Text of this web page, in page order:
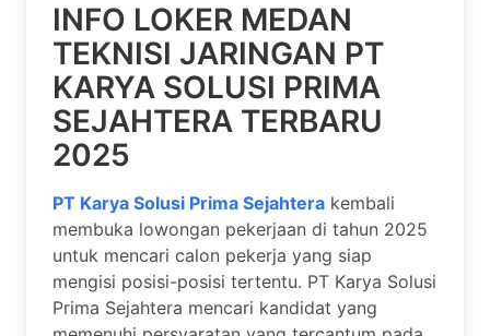
INFO LOKER MEDAN
TEKNISI JARINGAN PT
KARYA SOLUSI PRIMA
SEJAHTERA TERBARU
2025
PT Karya Solusi Prima Sejahtera kembali
membuka lowongan pekerjaan di tahun 2025
untuk mencari calon pekerja yang siap
mengisi posisi-posisi tertentu. PT Karya Solusi
Prima Sejahtera mencari kandidat yang